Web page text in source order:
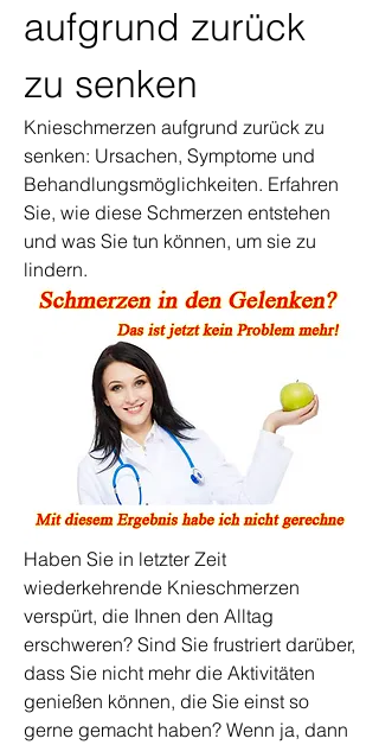
aufgrund zurück
zu senken
Knieschmerzen aufgrund zurück zu
senken: Ursachen, Symptome und
Behandlungsmöglichkeiten. Erfahren
Sie, wie diese Schmerzen entstehen
und was Sie tun können, um sie zu
lindern.
Haben Sie in letzter Zeit
wiederkehrende Knieschmerzen
verspürt, die Ihnen den Alltag
erschweren? Sind Sie frustriert darüber,
dass Sie nicht mehr die Aktivitäten
genießen können, die Sie einst so
gerne gemacht haben? Wenn ja, dann